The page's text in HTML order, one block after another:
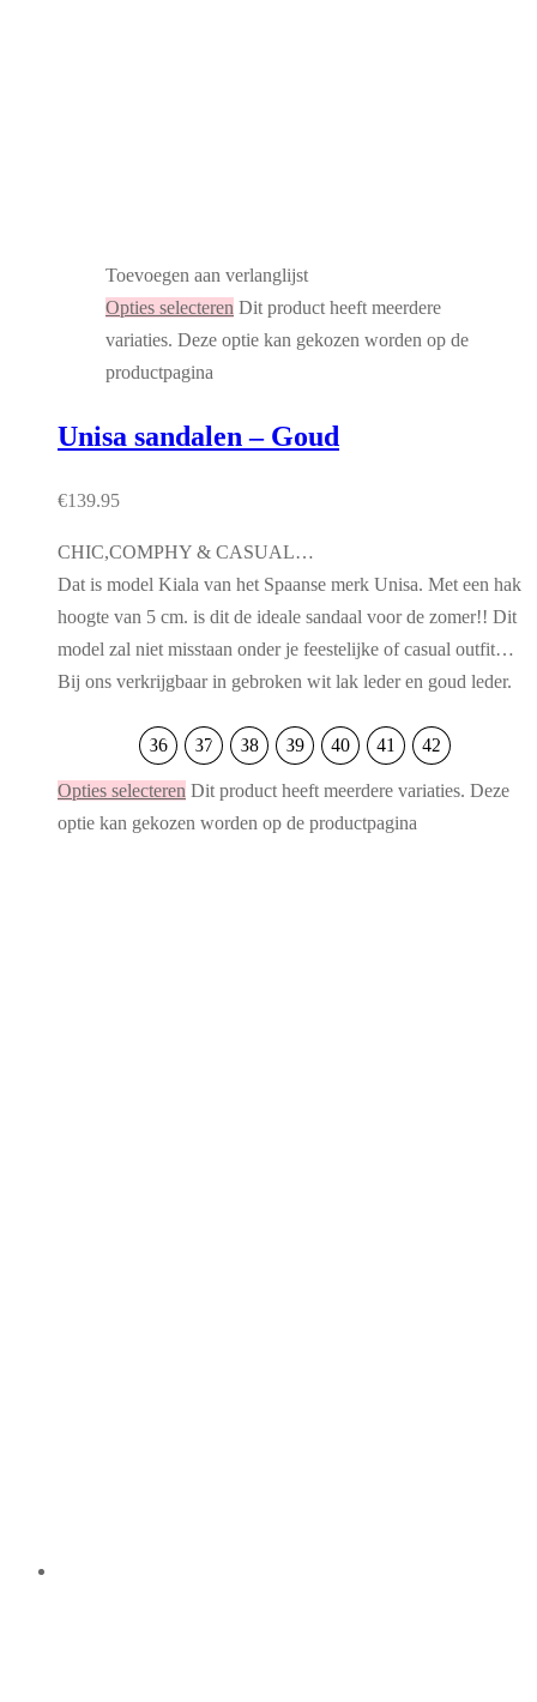
Toevoegen aan verlanglijst
Opties selecteren Dit product heeft meerdere
variaties. Deze optie kan gekozen worden op de
productpagina
Unisa sandalen – Goud
€139.95
CHIC,COMPHY & CASUAL…
Dat is model Kiala van het Spaanse merk Unisa. Met een hak
hoogte van 5 cm. is dit de ideale sandaal voor de zomer!! Dit
model zal niet misstaan onder je feestelijke of casual outfit…
Bij ons verkrijgbaar in gebroken wit lak leder en goud leder.
36 37 38 39 40 41 42
Opties selecteren Dit product heeft meerdere variaties. Deze
optie kan gekozen worden op de productpagina